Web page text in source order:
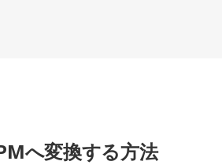
へ変換する方法